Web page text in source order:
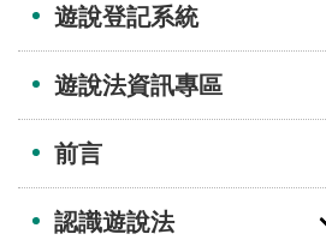
遊說登記系統
遊說法資訊專區
前言
認識遊說法